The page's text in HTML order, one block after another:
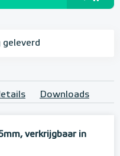
geleverd
Downloads
verkrijgbaar in